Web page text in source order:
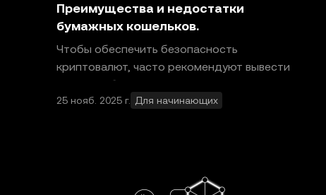
Преимущества и недостатки
бумажных кошельков.
Чтобы обеспечить безопасность
криптовалют, часто рекомендуют вывести
монеты с биржи и хранить их в личном
кошельке. В криптоиндустрии даже есть
25 нояб. 2025 г. Для начинающих